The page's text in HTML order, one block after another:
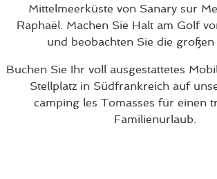
Mittelmeerküste von Sanary sur
Raphaël. Machen Sie Halt am Golf
und beobachten Sie die großen
Buchen Sie Ihr voll ausgestattetes
Stellplatz in Südfrankreich auf
camping les Tomasses für einen
Familienurlaub.